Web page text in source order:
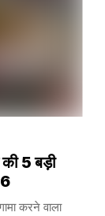
5 बड़ी
करने वाला